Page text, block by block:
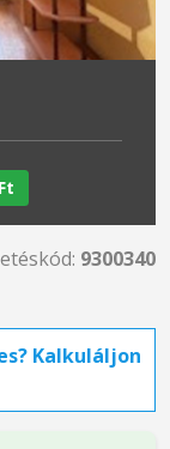
9300340
Kalkuláljon